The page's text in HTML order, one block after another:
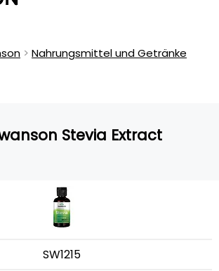
Nahrungsmittel und Getränke
Stevia Extract
SW1215